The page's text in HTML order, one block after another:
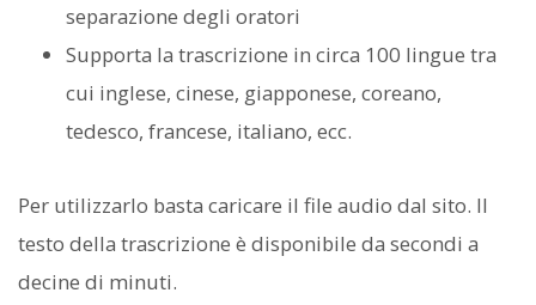
separazione degli oratori
Supporta la trascrizione in circa 100 lingue tra
cui inglese, cinese, giapponese, coreano,
tedesco, francese, italiano, ecc.
Per utilizzarlo basta caricare il file audio dal sito. Il
testo della trascrizione è disponibile da secondi a
decine di minuti.